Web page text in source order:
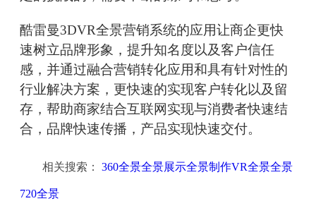
酷雷曼3DVR全景营销系统的应用让商企更快
速树立品牌形象，提升知名度以及客户信任
感，并通过融合营销转化应用和具有针对性的
行业解决方案，更快速的实现客户转化以及留
存，帮助商家结合互联网实现与消费者快速结
合，品牌快速传播，产品实现快速交付。
相关搜索： 360全景全景展示全景制作VR全景全景
720全景